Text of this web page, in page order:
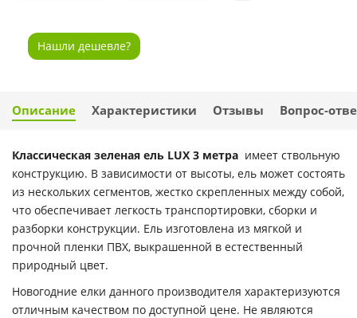
Нашли дешевле?
Описание Характеристики Отзывы Вопрос-
Классическая зеленая ель LUX 3 метра имеет ствольную
конструкцию. В зависимости от высоты, ель может состоять
из нескольких сегментов, жестко скрепленных между собой,
что обеспечивает легкость транспортировки, сборки и
разборки конструкции. Ель изготовлена из мягкой и
прочной пленки ПВХ, выкрашенной в естественный
природный цвет.
Новогодние елки данного производителя характеризуются
отличным качеством по доступной цене. Не являются